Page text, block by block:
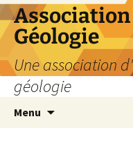
Aller
au
contenu
Association
Géologie
Une association
géologie
Menu